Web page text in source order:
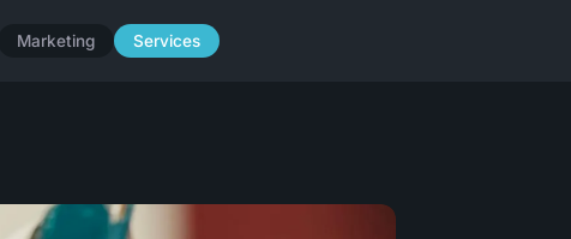
Marketing Services